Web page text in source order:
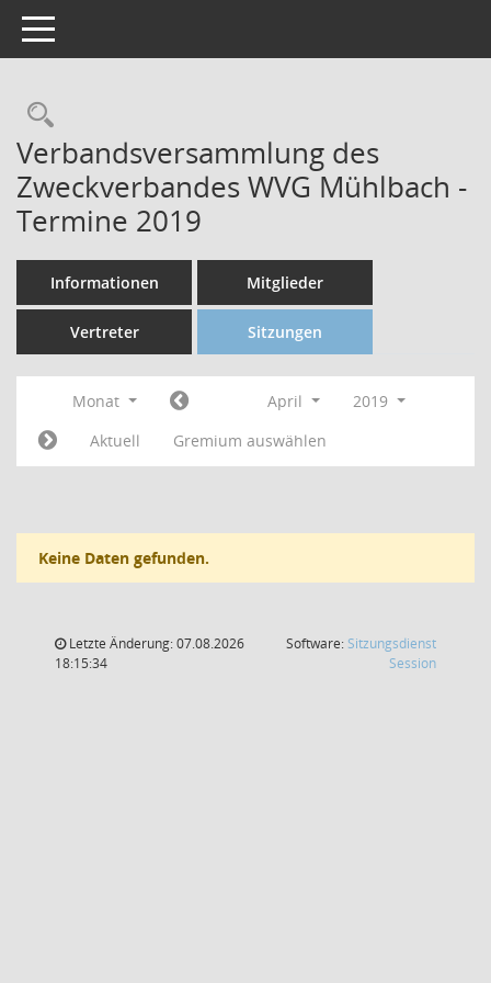
Toggle navigation
Verbandsversammlung des
Zweckverbandes WVG Mühlbach -
Termine 2019
Informationen Mitglieder
Vertreter Sitzungen
Monat April
2019
Aktuell
Gremium auswählen
Keine Daten gefunden.
Letzte Änderung: 07.08.2026
18:15:34
Software: Sitzungsdienst
Session(Wird in